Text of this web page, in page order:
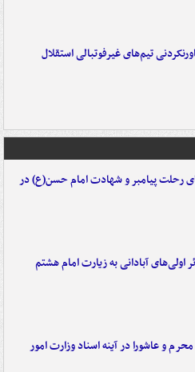
تیم‌های غیرفوتبالی استقلال
رحلت پیامبر و شهادت امام حسن(ع) در
اولی‌های آبادانی به زیارت امام هشتم
و عاشورا در آینه اسناد وزارت امور